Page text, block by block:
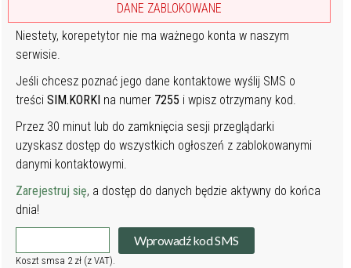
DANE ZABLOKOWANE
Niestety, korepetytor nie ma ważnego konta w naszym
serwisie.
Jeśli chcesz poznać jego dane kontaktowe wyślij SMS o
treściSIM.KORKI na numer 7255 i wpisz otrzymany kod.
Przez 30 minut lub do zamknięcia sesji przeglądarki
uzyskasz dostęp do wszystkich ogłoszeń z zablokowanymi
danymi kontaktowymi.
Zarejestruj się, a dostęp do danych będzie aktywny do końca
dnia!
Wprowadź kod SMS
Koszt smsa 2 zł (z VAT).